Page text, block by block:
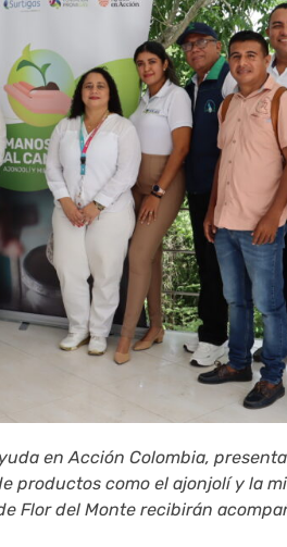
en Acción Colombia,
como el ajonjolí y la
Flor del Monte recibirán